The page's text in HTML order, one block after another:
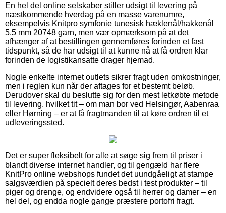
En hel del online selskaber stiller udsigt til levering på
næstkommende hverdag på en masse varenumre,
eksempelvis Knitpro symfonie tunesisk hæklenål/hakkenål
5,5 mm 20748 garn, men vær opmærksom på at det
afhænger af at bestillingen gennemføres forinden et fast
tidspunkt, så de har udsigt til at kunne nå at få ordren klar
forinden de logistikansatte drager hjemad.
Nogle enkelte internet outlets sikrer fragt uden omkostninger,
men i reglen kun når der aftages for et bestemt beløb.
Derudover skal du beslutte sig for den mest letkøbte metode
til levering, hvilket tit – om man bor ved Helsingør, Aabenraa
eller Hørning – er at få fragtmanden til at køre ordren til et
udleveringssted.
Det er super fleksibelt for alle at søge sig frem til priser i
blandt diverse internet handler, og til gengæld har flere
KnitPro online webshops fundet det uundgåeligt at stampe
salgsværdien på specielt deres bedst i test produkter – til
piger og drenge, og endvidere også til herrer og damer – en
hel del, og endda nogle gange præstere portofri fragt.